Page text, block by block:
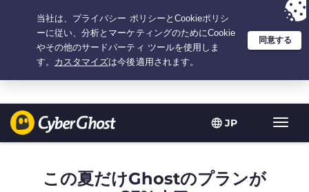
JP
ト
グ
選択プラン：2.1666666666667年間 $ 2.19 /月の 大特価
この夏だけGhostのプランが